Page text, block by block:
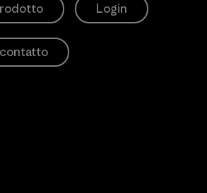
Login
contatto